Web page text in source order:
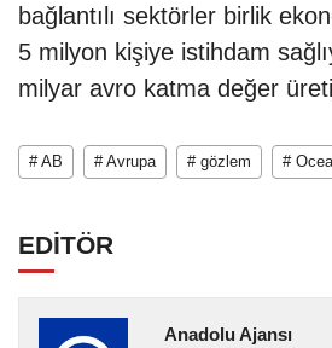
bağlantılı sektörler birlik
5 milyon kişiye istihdam
milyar avro katma değer
# AB # Avrupa # gözlem #
EDİTÖR
Anadolu Ajansı